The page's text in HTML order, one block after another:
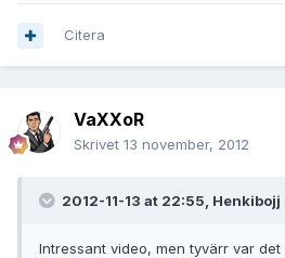
Citera
VaXXoR
Skrivet 13 november, 2012
2012-11-13 at 22:55, Henkibojj
Intressant video, men tyvärr var